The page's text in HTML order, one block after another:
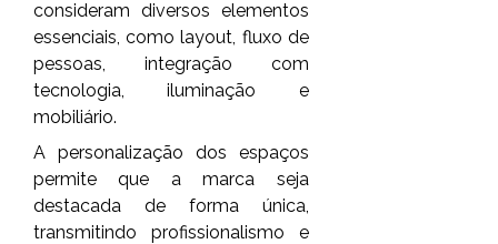
consideram diversos elementos
essenciais, como layout, fluxo de
pessoas, integração com
tecnologia, iluminação e
mobiliário.
A personalização dos espaços
permite que a marca seja
destacada de forma única,
transmitindo profissionalismo e